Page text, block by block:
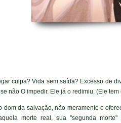
culpa? Vida sem saída? Excesso de
não O impedir. Ele já o redimiu. (Ele
dom da salvação, não meramente o
morte real, sua "segunda